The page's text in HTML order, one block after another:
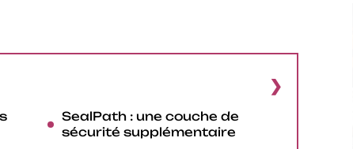
SealPath : une couche de
sécurité supplémentaire